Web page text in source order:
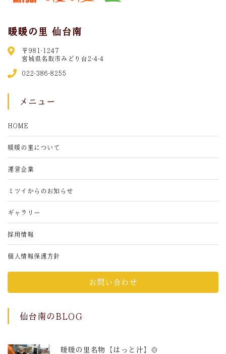
暖暖の里 仙台南
〒981-1247
宮城県名取市みどり台2-4-4
022-386-8255
メニュー
HOME
暖暖の里について
運営企業
ミツイからのお知らせ
ギャラリー
採用情報
個人情報保護方針
お問い合わせ
仙台南のBLOG
暖暖の里名物【はっと汁】🍲